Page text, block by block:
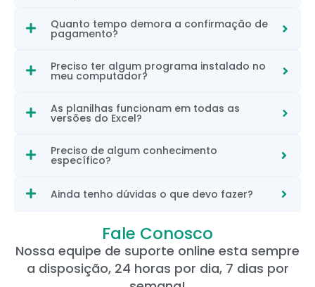
Quanto tempo demora a confirmação de
pagamento?
Preciso ter algum programa instalado no
meu computador?
As planilhas funcionam em todas as
versões do Excel?
Preciso de algum conhecimento
específico?
Ainda tenho dúvidas o que devo fazer?
Fale Conosco
Nossa equipe de suporte online esta sempre
a disposição, 24 horas por dia, 7 dias por